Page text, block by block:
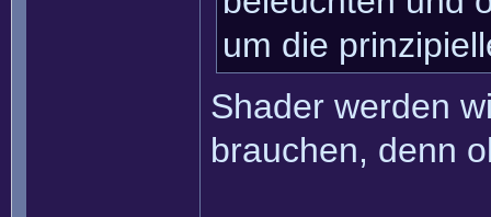
um die
Shader werden
brauchen, denn